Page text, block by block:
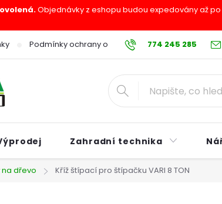
Objednávky z eshopu budou expedovány až
774 245 285
Podmínky ochrany osobních údajů
Zahradní technika
dřevo Kříž štípací pro štípačku VARI 8 TON